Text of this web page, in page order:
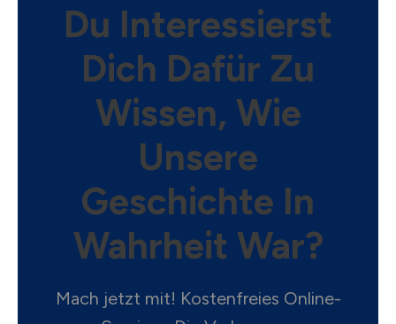
Du Interessierst
Dich Dafür Zu
Wissen, Wie
Unsere
Geschichte In
Wahrheit War?
Mach jetzt mit! Kostenfreies Online-